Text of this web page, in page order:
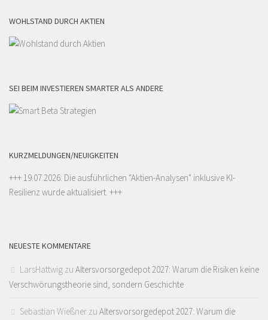
WOHLSTAND DURCH AKTIEN
SEI BEIM INVESTIEREN SMARTER ALS ANDERE
KURZMELDUNGEN/NEUIGKEITEN
+++ 19.07.2026: Die ausführlichen "Aktien-Analysen" inklusive KI-
Resilienz wurde aktualisiert. +++
NEUESTE KOMMENTARE
LarsHattwig zu Altersvorsorgedepot 2027: Warum die Risiken keine
Verschwörungstheorie sind, sondern Geschichte
Sebastian Wießner zu Altersvorsorgedepot 2027: Warum die